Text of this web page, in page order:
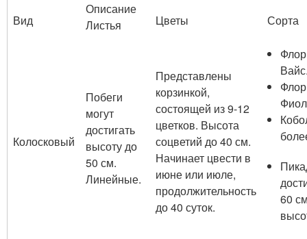
Вид
Описание
Листья
Цветы Сорта
Колосковый
Побеги
могут
достигать
высоту до
50 см.
Линейные.
Представлены
корзинкой,
состоящей из 9-12
цветков. Высота
соцветий до 40 см.
Начинает цвести в
июне или июле,
продолжительность
до 40 суток.
60